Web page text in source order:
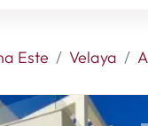
Este Velaya